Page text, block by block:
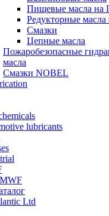
Пищевые масла
Редукторные
Смазки
Цепные масла
Пожаробезопасные
масла
Смазки NOBEL
lubricants
Ltd